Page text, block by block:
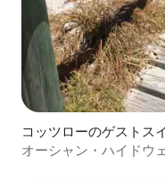
コッツローのゲストス
オーシャン・ハイドウ